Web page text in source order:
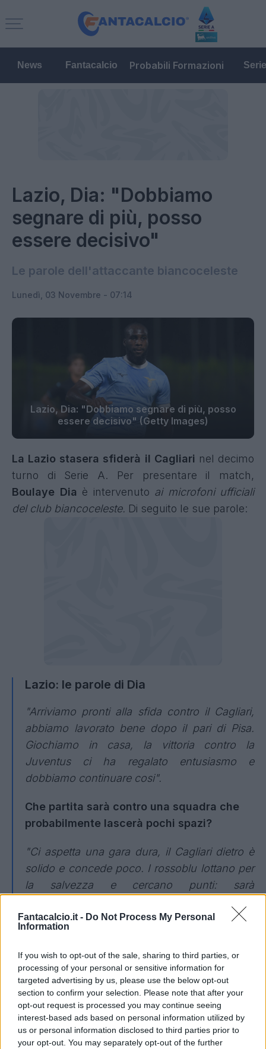
Fantacalcio.it - Do Not Process My Personal
Information
If you wish to opt-out of the sale, sharing to third parties, or
processing of your personal or sensitive information for
targeted advertising by us, please use the below opt-out
section to confirm your selection. Please note that after your
opt-out request is processed you may continue seeing
interest-based ads based on personal information utilized by
us or personal information disclosed to third parties prior to
your opt-out. You may separately opt-out of the further
News Fantacalcio Probabili Formazioni
Lazio, Dia: "Dobbiamo
segnare di più, posso
essere decisivo"
Le parole dell'attaccante biancoceleste
Lunedì, 03 Novembre - 07:14
Lazio, Dia: "Dobbiamo segnare di più, posso
essere decisivo" (Getty Images)
La Lazio stasera sfiderà il Cagliari nel decimo
turno di Serie A. Per presentare il match,
Boulaye Dia è intervenuto ai microfoni ufficiali
del club biancoceleste. Di seguito le sue parole:
Lazio: le parole di Dia
"Arriviamo pronti alla sfida contro il Cagliari,
abbiamo lavorato bene dopo il pari di Pisa.
Giochiamo in casa, la vittoria contro la
Juventus ci ha regalato entusiasmo e
dobbiamo continuare cosi".
Che partita sarà contro una squadra che
probabilmente lascerà pochi spazi?
"Ci aspetta una gara dura, il Cagliari dietro è
solido e concede poco. I rossoblu lottano per
la salvezza e cercano punti: sarà
subito".
solida dietro ma segna di meno.
"Cerchiamo sempre di trovare nuove
soluzioni e portare più pericoli possibili
nell'area avversaria, cosa che purtroppo in
questo momento ci sta mancando. Dobbiamo